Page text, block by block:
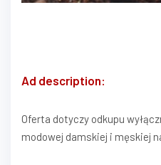
Ad description:
Oferta dotyczy odkupu
modowej damskiej i męskiej